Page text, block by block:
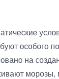
особого
на
морозы,